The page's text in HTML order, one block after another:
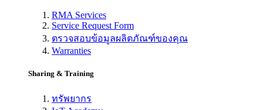
RMA Services
Service Request Form
ตรวจสอบข้อมูลผลิตภัณฑ์ของคุณ
Warranties
Sharing & Training
ทรัพยากร